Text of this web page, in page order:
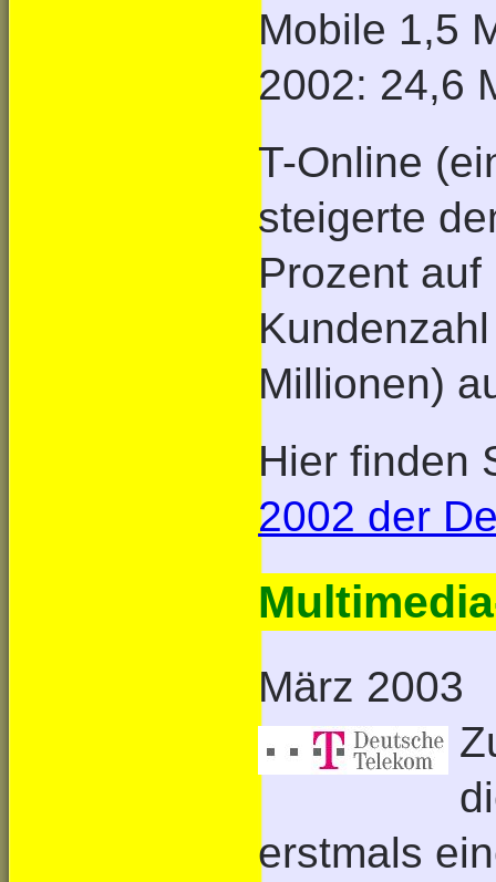
Mobile 1,5
2002: 24,6
T-Online
steigerte
Prozent
Millionen)
Hier finden
2002 der
März 2003
erstmals